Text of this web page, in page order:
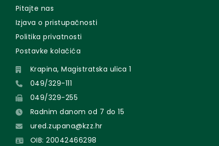
Pitajte nas
Izjava o pristupačnosti
Politika privatnosti
Postavke kolačića
Krapina, Magistratska ulica 1
049/329-111
049/329-255
Radnim danom od 7 do 15
ured.zupana@kzz.hr
OIB: 20042466298